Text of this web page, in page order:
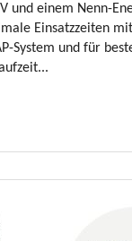
und einem Nenn-
Einsatzzeiten
System und für